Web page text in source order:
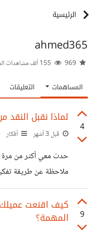
الرئيسية
ahmed365
المساهمات التعليقات
4
لماذا نقبل النقد
قبل 3 أشهر أفكار
حدث معي أكثر من
ملاحظة عن طريقة
طويلًا وأشكره. نفس
صديقي المقرب، كان
هذا؟" وهذا أزعجني،
9
كيف اقنعت
المهمة؟